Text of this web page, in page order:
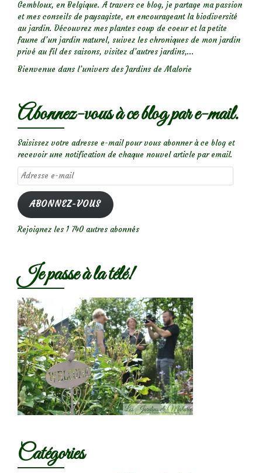
Gembloux, en Belgique. A travers ce blog, je partage ma passion
et mes conseils de paysagiste, en encourageant la biodiversité
au jardin. Découvrez mes plantes coup de coeur et la petite
faune d’un jardin naturel, suivez les chroniques de mon jardin
privé au fil des saisons, visitez d’autres jardins,...
Bienvenue dans l’univers des Jardins de Malorie
Abonnez-vous à ce blog par e-mail.
Saisissez votre adresse e-mail pour vous abonner à ce blog et
recevoir une notification de chaque nouvel article par email.
Adresse
e-
mail
ABONNEZ-VOUS
Rejoignez les 1 740 autres abonnés
Je passe à la télé!
Catégories